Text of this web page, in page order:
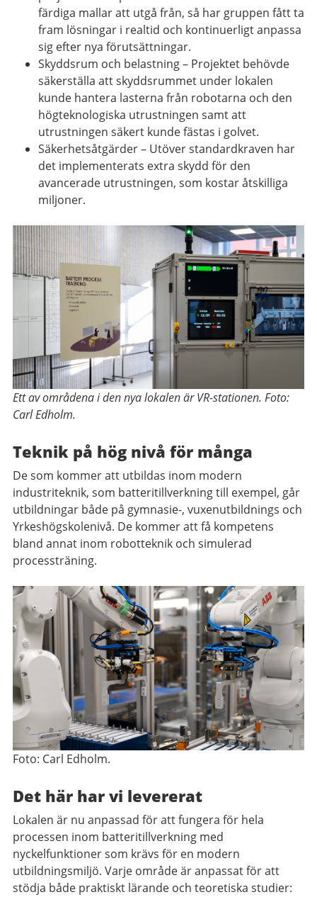
färdiga mallar att utgå från, så har gruppen fått ta
fram lösningar i realtid och kontinuerligt anpassa
sig efter nya förutsättningar.
Skyddsrum och belastning– Projektet behövde
säkerställa att skyddsrummet under lokalen
kunde hantera lasterna från robotarna och den
högteknologiska utrustningen samt att
utrustningen säkert kunde fästas i golvet.
Säkerhetsåtgärder– Utöver standardkraven har
det implementerats extra skydd för den
avancerade utrustningen, som kostar åtskilliga
miljoner.
Ett av områdena i den nya lokalen är VR-stationen. Foto:
Carl Edholm.
Teknik på hög nivå för många
De som kommer att utbildas inom modern
industriteknik, som batteritillverkning till exempel, går
utbildningar både på gymnasie-, vuxenutbildnings och
Yrkeshögskolenivå. De kommer att få kompetens
bland annat inom robotteknik och simulerad
processträning.
Foto: Carl Edholm.
Det här har vi levererat
Lokalen är nu anpassad för att fungera för hela
processen inom batteritillverkning med
nyckelfunktioner som krävs för en modern
utbildningsmiljö. Varje område är anpassat för att
stödja både praktiskt lärande och teoretiska studier: